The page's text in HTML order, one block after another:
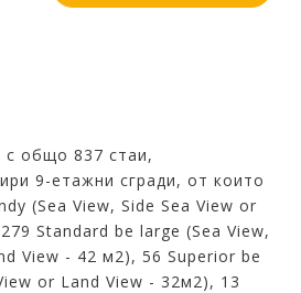
с общо 837 стаи,
9-етажни сгради, от които
(Sea View, Side Sea View or
Standard be large (Sea View,
View - 42 м2), 56 Superior be
or Land View - 32м2), 13